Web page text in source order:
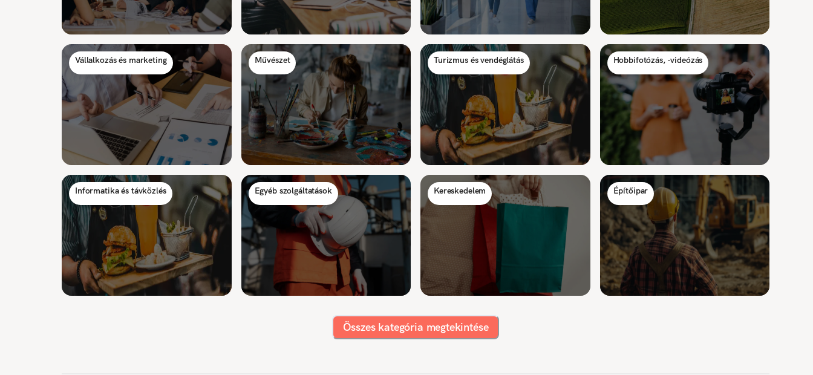
Vállalkozás és marketing Művészet Turizmus és vendéglátás Hobbifotózás, -videózás
Informatika és távközlés Egyéb szolgáltatások Kereskedelem Építőipar
Összes kategória megtekintése